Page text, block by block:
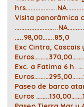
Visita panorâmica
…..98,00…….85,0
Exc Cintra,
Exc. a Fatima 6 h.
Paseo de barco a
Euros